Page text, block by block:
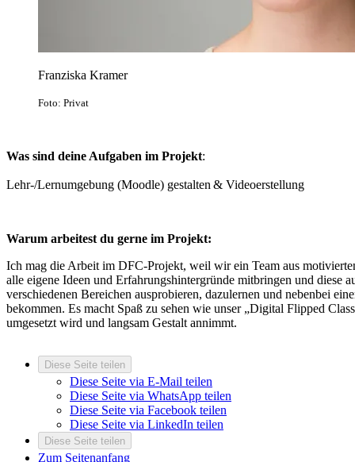
Franziska Kramer
Foto: Privat
Was sind deine Aufgaben im Projekt:
Lehr-/Lernumgebung (Moodle) gestalten & Videoerstellung
Warum arbeitest du gerne im Projekt:
Ich mag die Arbeit im DFC-Projekt, weil wir ein Team aus
alle eigene Ideen und Erfahrungshintergründe mitbringen und diese
verschiedenen Bereichen ausprobieren, dazulernen und nebenbei
bekommen. Es macht Spaß zu sehen wie unser „Digital Flipped
umgesetzt wird und langsam Gestalt annimmt.
Diese Seite teilen
Diese Seite via E-Mail teilen
Diese Seite via WhatsApp teilen
Diese Seite via Facebook teilen
Diese Seite via LinkedIn teilen
Diese Seite teilen
Zum Seitenanfang